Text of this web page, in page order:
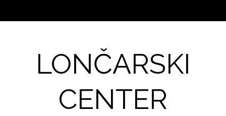
LONČARSKI
CENTER